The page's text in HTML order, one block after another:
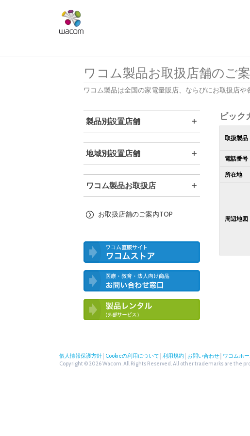
ワコム製品お取扱店舗のご
ワコム製品は全国の家電量販店、ならびにお取扱店
ビック
取扱製品
電話番号
所在地
周辺地図
製品別設置店舗
地域別設置店舗
ワコム製品お取扱店
お取扱店舗のご案内TOP
わせ窓口
個人情報保護方針 Cookieの利用について 利用規約 お問い合わせ ワコムホ
Copyright © 2026 Wacom. All Rights Reserved. All other trademarks are the